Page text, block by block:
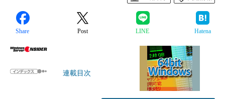
Share Post LINE Hatena
連載目次